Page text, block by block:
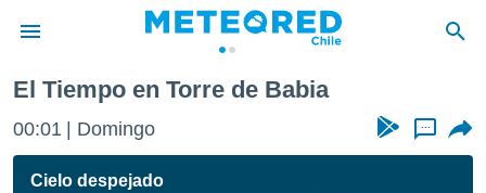
de
por
El Tiempo en Torre de Babia
00:01 Domingo ...
Cielo despejado